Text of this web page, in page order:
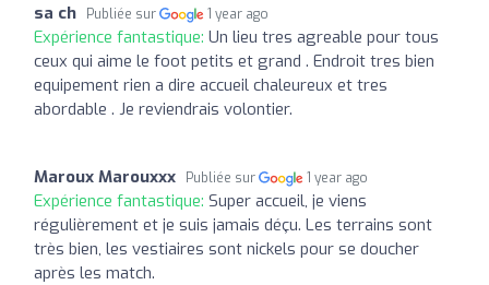
sa ch Publiée sur 1 year ago
Expérience fantastique: Un lieu tres agreable pour tous
ceux qui aime le foot petits et grand . Endroit tres bien
equipement rien a dire accueil chaleureux et tres
abordable . Je reviendrais volontier.
Maroux Marouxxx Publiée sur 1 year ago
Expérience fantastique: Super accueil, je viens
régulièrement et je suis jamais déçu. Les terrains sont
très bien, les vestiaires sont nickels pour se doucher
après les match.